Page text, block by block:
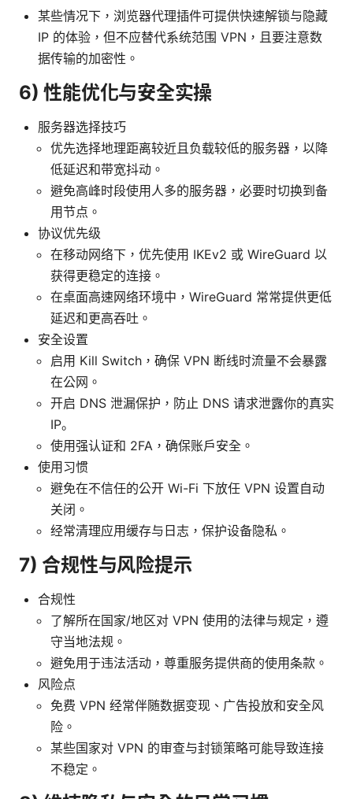
某些情况下，浏览器代理插件可提供快速解锁与隐藏
IP 的体验，但不应替代系统范围 VPN，且要注意数
据传输的加密性。
6) 性能优化与安全实操
服务器选择技巧
优先选择地理距离较近且负载较低的服务器，以降
低延迟和带宽抖动。
避免高峰时段使用人多的服务器，必要时切换到备
用节点。
协议优先级
在移动网络下，优先使用 IKEv2 或 WireGuard 以
获得更稳定的连接。
在桌面高速网络环境中，WireGuard 常常提供更低
延迟和更高吞吐。
安全设置
启用 Kill Switch，确保 VPN 断线时流量不会暴露
在公网。
开启 DNS 泄漏保护，防止 DNS 请求泄露你的真实
IP。
使用强认证和 2FA，确保账户安全。
使用习惯
避免在不信任的公开 Wi-Fi 下放任 VPN 设置自动
关闭。
经常清理应用缓存与日志，保护设备隐私。
7) 合规性与风险提示
合规性
了解所在国家/地区对 VPN 使用的法律与规定，遵
守当地法规。
避免用于违法活动，尊重服务提供商的使用条款。
风险点
免费 VPN 经常伴随数据变现、广告投放和安全风
险。
某些国家对 VPN 的审查与封锁策略可能导致连接
不稳定。